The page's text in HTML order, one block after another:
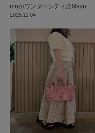
2025.11.04
mozoワンダーシティ店Mayu